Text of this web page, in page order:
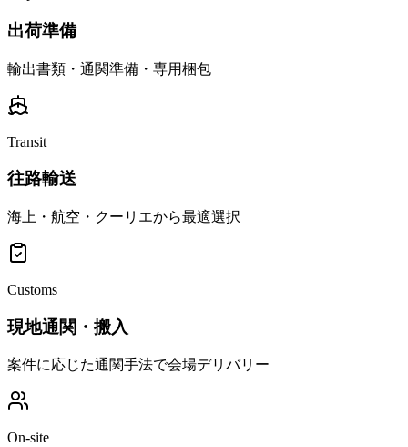
出荷準備
輸出書類・通関準備・専用梱包
Transit
往路輸送
海上・航空・クーリエから最適選択
Customs
現地通関・搬入
案件に応じた通関手法で会場デリバリー
On-site